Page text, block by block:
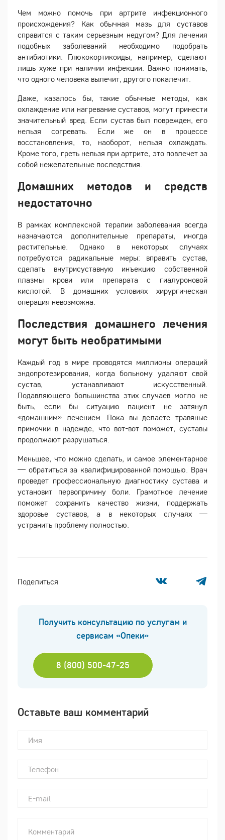
Чем можно помочь при артрите инфекционного
происхождения? Как обычная мазь для суставов
справится с таким серьезным недугом? Для лечения
подобных заболеваний необходимо подобрать
антибиотики. Глюкокортикоиды, например, сделают
лишь хуже при наличии инфекции. Важно понимать,
что одного человека вылечит, другого покалечит.
Даже, казалось бы, такие обычные методы, как
охлаждение или нагревание суставов, могут принести
значительный вред. Если сустав был поврежден, его
нельзя согревать. Если же он в процессе
восстановления, то, наоборот, нельзя охлаждать.
Кроме того, греть нельзя при артрите, это повлечет за
собой нежелательные последствия.
Домашних методов и средств
недостаточно
В рамках комплексной терапии заболевания всегда
назначаются дополнительные препараты, иногда
растительные. Однако в некоторых случаях
потребуются радикальные меры: вправить сустав,
сделать внутрисуставную инъекцию собственной
плазмы крови или препарата с гиалуроновой
кислотой. В домашних условиях хирургическая
операция невозможна.
Последствия домашнего лечения
могут быть необратимыми
Каждый год в мире проводятся миллионы операций
эндопротезирования, когда больному удаляют свой
сустав, устанавливают искусственный.
Подавляющего большинства этих случаев могло не
быть, если бы ситуацию пациент не затянул
«домашним» лечением. Пока вы делаете травяные
примочки в надежде, что вот-вот поможет, суставы
продолжают разрушаться.
Меньшее, что можно сделать, и самое элементарное
— обратиться за квалифицированной помощью. Врач
проведет профессиональную диагностику сустава и
установит первопричину боли. Грамотное лечение
поможет сохранить качество жизни, поддержать
здоровье суставов, а в некоторых случаях —
устранить проблему полностью.
Поделиться
Получить консультацию по услугам и
сервисам «Опеки»
8 (800) 500-47-25
Оставьте ваш комментарий